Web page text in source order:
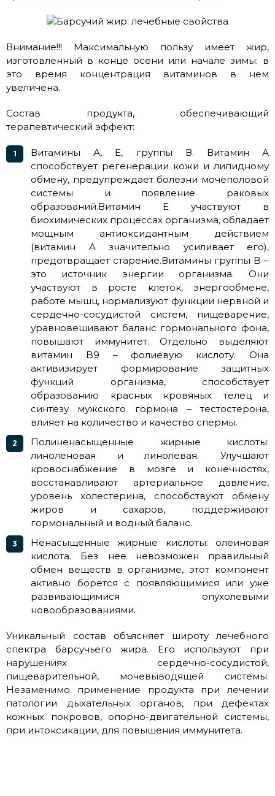
Внимание!!! Максимальную пользу имеет жир,
изготовленный в конце осени или начале зимы: в
это время концентрация витаминов в нем
увеличена.
Состав продукта, обеспечивающий
терапевтический эффект:
Витамины А, Е, группы В. Витамин А
способствует регенерации кожи и липидному
обмену, предупреждает болезни мочеполовой
системы и появление раковых
образований.Витамин Е участвуют в
биохимических процессах организма, обладает
мощным антиоксидантным действием
(витамин А значительно усиливает его),
предотвращает старение.Витамины группы B –
это источник энергии организма. Они
участвуют в росте клеток, энергообмене,
работе мышц, нормализуют функции нервной и
сердечно-сосудистой систем, пищеварение,
уравновешивают баланс гормонального фона,
повышают иммунитет. Отдельно выделяют
витамин B9 – фолиевую кислоту. Она
активизирует формирование защитных
функций организма, способствует
образованию красных кровяных телец и
синтезу мужского гормона – тестостерона,
влияет на количество и качество спермы.
Полиненасыщенные жирные кислоты:
линоленовая и линолевая. Улучшают
кровоснабжение в мозге и конечностях,
восстанавливают артериальное давление,
уровень холестерина, способствуют обмену
жиров и сахаров, поддерживают
гормональный и водный баланс.
Ненасыщенные жирные кислоты: олеиновая
кислота. Без нее невозможен правильный
обмен веществ в организме, этот компонент
активно борется с появляющимися или уже
развивающимися опухолевыми
новообразованиями.
Уникальный состав объясняет широту лечебного
спектра барсучьего жира. Его используют при
нарушениях сердечно-сосудистой,
пищеварительной, мочевыводящей системы.
Незаменимо применение продукта при лечении
патологии дыхательных органов, при дефектах
кожных покровов, опорно-двигательной системы,
при интоксикации, для повышения иммунитета.